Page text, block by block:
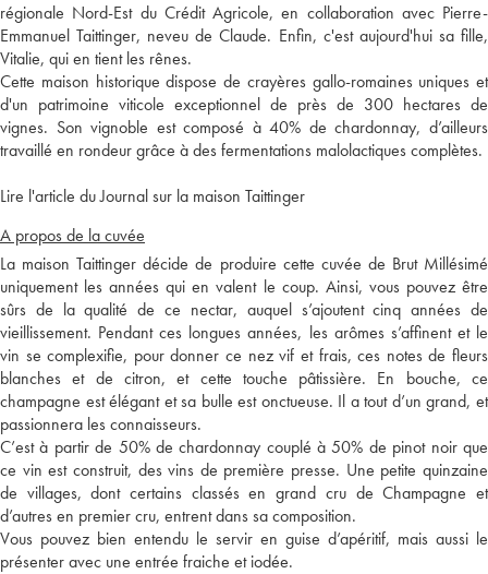
régionale Nord-Est du Crédit Agricole, en collaboration avec Pierre-
Emmanuel Taittinger, neveu de Claude. Enfin, c'est aujourd'hui sa fille,
Vitalie, qui en tient les rênes.
Cette maison historique dispose de crayères gallo-romaines uniques et
d'un patrimoine viticole exceptionnel de près de 300 hectares de
vignes. Son vignoble est composé à 40% de chardonnay, d’ailleurs
travaillé en rondeur grâce à des fermentations malolactiques complètes.
Lire l'article du Journal sur la maison Taittinger
A propos de la cuvée
La maison Taittinger décide de produire cette cuvée de Brut Millésimé
uniquement les années qui en valent le coup. Ainsi, vous pouvez être
sûrs de la qualité de ce nectar, auquel s’ajoutent cinq années de
vieillissement. Pendant ces longues années, les arômes s’affinent et le
vin se complexifie, pour donner ce nez vif et frais, ces notes de fleurs
blanches et de citron, et cette touche pâtissière. En bouche, ce
champagne est élégant et sa bulle est onctueuse. Il a tout d’un grand, et
passionnera les connaisseurs.
C’est à partir de 50% de chardonnay couplé à 50% de pinot noir que
ce vin est construit, des vins de première presse. Une petite quinzaine
de villages, dont certains classés en grand cru de Champagne et
d’autres en premier cru, entrent dans sa composition.
Vous pouvez bien entendu le servir en guise d’apéritif, mais aussi le
présenter avec une entrée fraiche et iodée.